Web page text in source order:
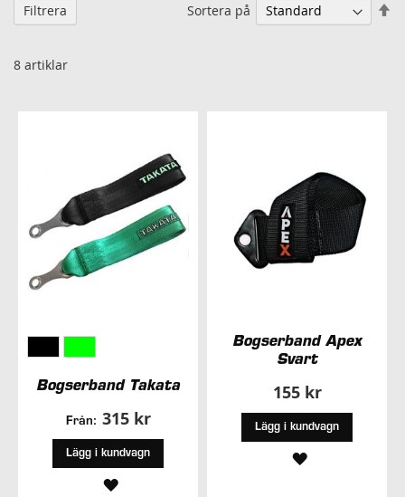
8 artiklar
Sortera på
Bogserband Takata
Från: 315 kr
Lägg i kundvagn
LÄGG
Bogserband Apex
Svart
155 kr
Lägg i kundvagn
LÄGG
Filtrera